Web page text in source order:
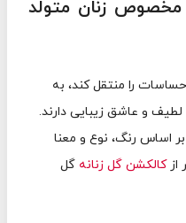
زنان متولد
را منتقل کند، به
لطیف و عاشق زیبایی دارند.
اساس رنگ، نوع و معنا
ازکالکشن گل زنانه گل